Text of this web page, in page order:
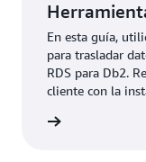
En esta guía,
para trasladar
RDS para Db2.
cliente con la